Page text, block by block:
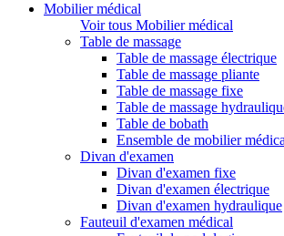
Mobilier médical
Voir tous Mobilier médical
Table de massage
Table de massage électrique
Table de massage pliante
Table de massage fixe
Table de massage
Table de bobath
Ensemble de mobilier
Divan d'examen
Divan d'examen fixe
Divan d'examen électrique
Divan d'examen hydraulique
Fauteuil d'examen médical